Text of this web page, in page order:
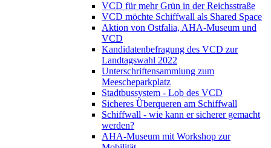
VCD für mehr Grün in der Reichsstraße
VCD möchte Schiffwall als Shared Space
Aktion von Ostfalia, AHA-Museum und
VCD
Kandidatenbefragung des VCD zur
Landtagswahl 2022
Unterschriftensammlung zum
Meescheparkplatz
Stadtbussystem - Lob des VCD
Sicheres Überqueren am Schiffwall
Schiffwall - wie kann er sicherer gemacht
werden?
AHA-Museum mit Workshop zur